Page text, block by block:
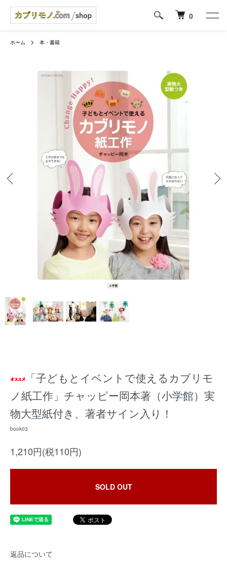
0
ホーム 本・書籍
「子どもとイベントで使えるカブリモ
ノ紙工作」チャッピー岡本著（小学館）実
物大型紙付き、著者サイン入り！
book03
1,210円(税110円)
SOLD OUT
返品について